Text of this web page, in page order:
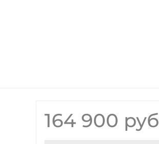
164 900 руб